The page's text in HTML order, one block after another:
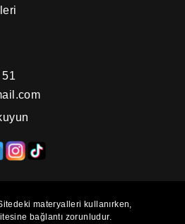
materyalleri kullanırken,
bağlantı zorunludur.